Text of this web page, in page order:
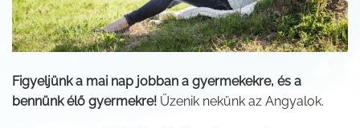
Figyeljünk a mai nap jobban a gyermekekre, és a
bennünk élő gyermekre! Üzenik nekünk az Angyalok.